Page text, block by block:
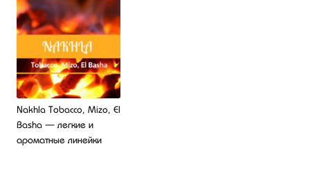
Nakhla Tobacco, Mizo, El
Basha — легкие и
ароматные линейки